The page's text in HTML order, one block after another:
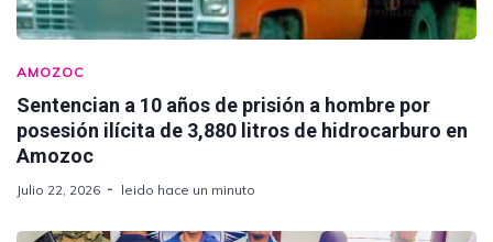
AMOZOC
Sentencian a 10 años de prisión a hombre por
posesión ilícita de 3,880 litros de hidrocarburo en
Amozoc
Julio 22, 2026 leido hace un minuto